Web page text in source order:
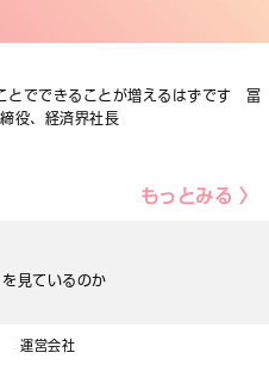
とでできることが増えるはずです 冨
役、経済界社長
もっとみる 〉
見ているのか
運営会社